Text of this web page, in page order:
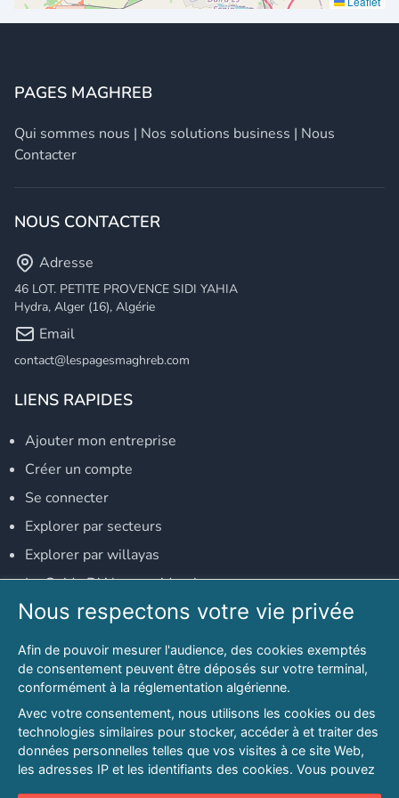
PAGES MAGHREB
Qui sommes nous | Nos solutions business | Nous
Contacter
NOUS CONTACTER
Adresse
46 LOT. PETITE PROVENCE SIDI YAHIA
Hydra, Alger (16), Algérie
Email
contact@lespagesmaghreb.com
LIENS RAPIDES
Ajouter mon entreprise
Créer un compte
Se connecter
Explorer par secteurs
Explorer par willayas
Le Guide D'Alger, guide-alger.com
NOS RÉSEAUX SOCIAUX
Notre page Facebook
Notre page LinkedIn
Notre page Instagram
Notre page Twitter
Nous respectons votre vie privée
Afin de pouvoir mesurer l'audience, des cookies exemptés
de consentement peuvent être déposés sur votre terminal,
conformément à la réglementation algérienne.
Avec votre consentement, nous utilisons les cookies ou des
technologies similaires pour stocker, accéder à et traiter des
données personnelles telles que vos visites à ce site Web,
les adresses IP et les identifiants des cookies. Vous pouvez